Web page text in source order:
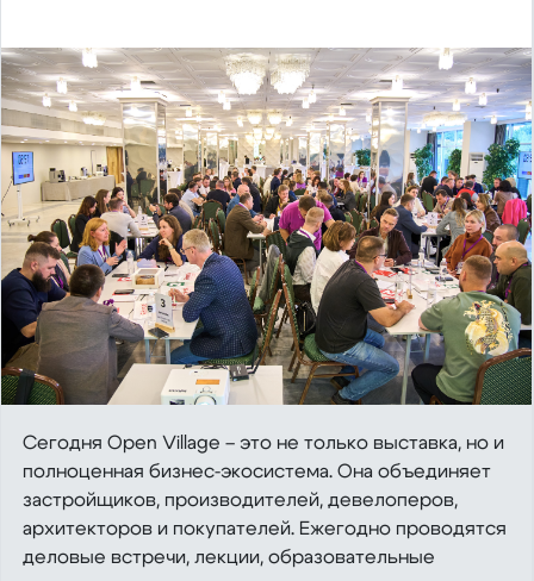
Сегодня Open Village – это не только выставка, но и
полноценная бизнес‑экосистема. Она объединяет
застройщиков, производителей, девелоперов,
архитекторов и покупателей. Ежегодно проводятся
деловые встречи, лекции, образовательные